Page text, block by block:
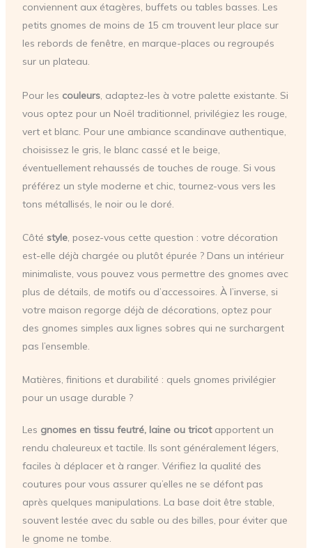
conviennent aux étagères, buffets ou tables basses. Les
petits gnomes de moins de 15 cm trouvent leur place sur
les rebords de fenêtre, en marque-places ou regroupés
sur un plateau.
Pour les couleurs, adaptez-les à votre palette existante. Si
vous optez pour un Noël traditionnel, privilégiez les rouge,
vert et blanc. Pour une ambiance scandinave authentique,
choisissez le gris, le blanc cassé et le beige,
éventuellement rehaussés de touches de rouge. Si vous
préférez un style moderne et chic, tournez-vous vers les
tons métallisés, le noir ou le doré.
Côté style, posez-vous cette question : votre décoration
est-elle déjà chargée ou plutôt épurée ? Dans un intérieur
minimaliste, vous pouvez vous permettre des gnomes avec
plus de détails, de motifs ou d’accessoires. À l’inverse, si
votre maison regorge déjà de décorations, optez pour
des gnomes simples aux lignes sobres qui ne surchargent
pas l’ensemble.
Matières, finitions et durabilité : quels gnomes privilégier
pour un usage durable ?
Les gnomes en tissu feutré, laine ou tricotapportent un
rendu chaleureux et tactile. Ils sont généralement légers,
faciles à déplacer et à ranger. Vérifiez la qualité des
coutures pour vous assurer qu’elles ne se défont pas
après quelques manipulations. La base doit être stable,
souvent lestée avec du sable ou des billes, pour éviter que
le gnome ne tombe.